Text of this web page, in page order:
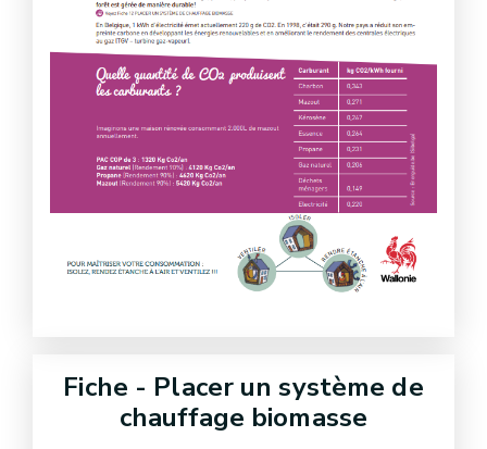
Fiche - Placer un système de
chauffage biomasse